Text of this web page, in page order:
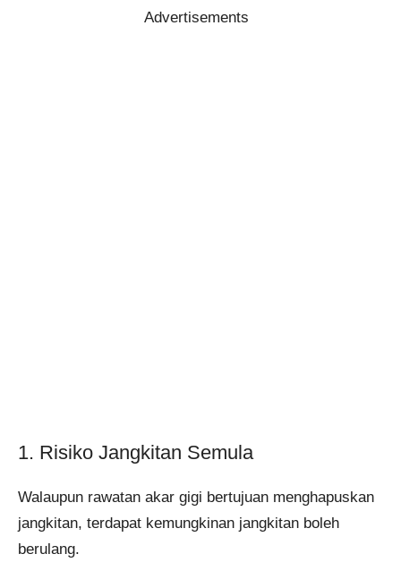
Advertisements
1. Risiko Jangkitan Semula
Walaupun rawatan akar gigi bertujuan menghapuskan
jangkitan, terdapat kemungkinan jangkitan boleh
berulang.